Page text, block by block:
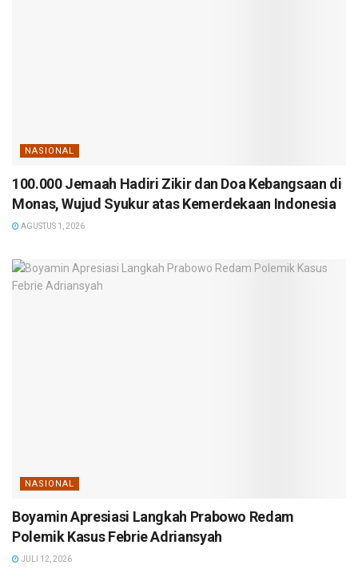
NASIONAL
100.000 Jemaah Hadiri Zikir dan Doa Kebangsaan di
Monas, Wujud Syukur atas Kemerdekaan Indonesia
AGUSTUS 1, 2026
NASIONAL
Boyamin Apresiasi Langkah Prabowo Redam
Polemik Kasus Febrie Adriansyah
JULI 12, 2026